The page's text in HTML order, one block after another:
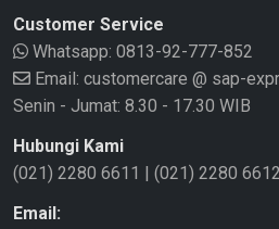
Customer Service
Whatsapp: 0813-92-777-852
Email: customercare @ sap-
Senin - Jumat: 8.30 - 17.30 WIB
Hubungi Kami
(021) 2280 6611
(021) 2280 6612
Email: